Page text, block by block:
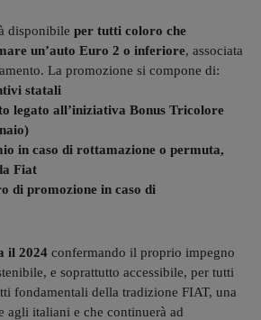
disponibile per tutti coloro che
un’auto Euro 2 o inferiore, associata
La promozione si compone di:
statali
legato all’iniziativa Bonus Tricolore
in caso di rottamazione o permuta,
Fiat
di promozione in caso di
il 2024 confermando il proprio impegno
e soprattutto accessibile, per tutti
fondamentali della tradizione FIAT, una
agli italiani e che continuerà ad